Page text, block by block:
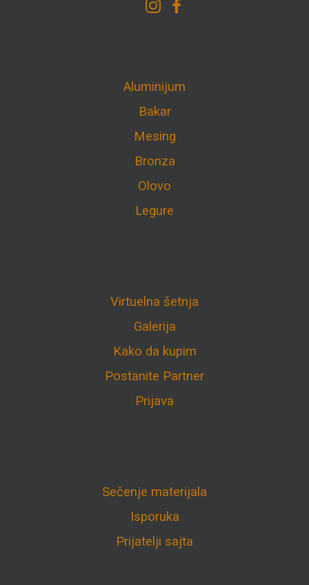
Aluminijum
Bakar
Mesing
Bronza
Olovo
Legure
Virtuelna šetnja
Galerija
Kako da kupim
Postanite Partner
Prijava
Sečenje materijala
Isporuka
Prijatelji sajta